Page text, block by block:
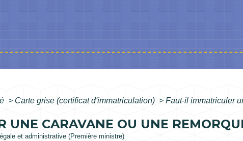
> Carte grise (certificat d'immatriculation) > Faut-il immatriculer
UNE CARAVANE OU UNE
et administrative (Première ministre)